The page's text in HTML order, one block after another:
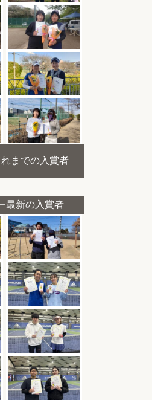
までの入賞者
最新の入賞者